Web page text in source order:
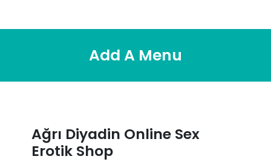
Add A Menu
Ağrı Diyadin Online Sex
Erotik Shop